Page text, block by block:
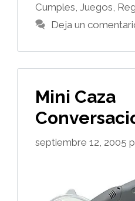
Cumples Juegos
Deja un
Mini Caza
septiembre 12, 2005